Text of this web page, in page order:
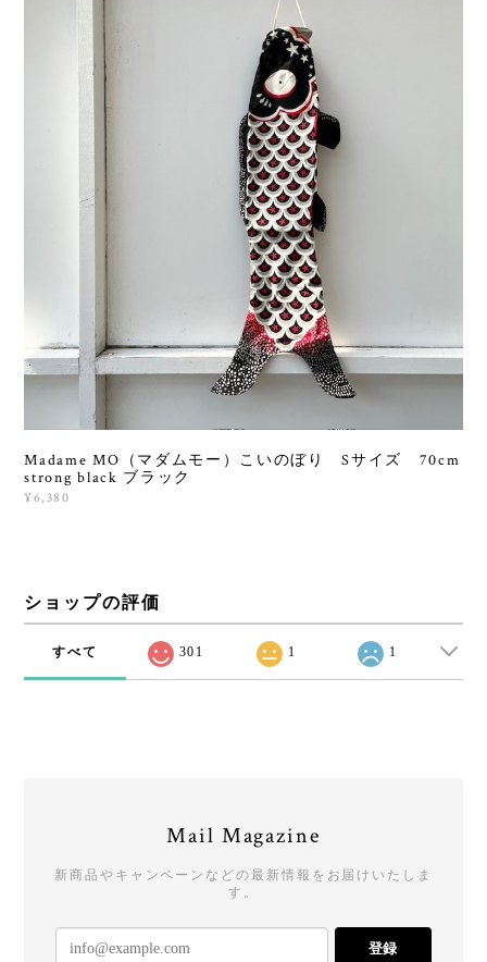
Madame MO（マダムモー）こいのぼり Sサイズ 70cm
strong black ブラック
¥6,380
ショップの評価
すべて 301 1 1
Mail Magazine
新商品やキャンペーンなどの最新情報をお届けいたしま
す。
登録